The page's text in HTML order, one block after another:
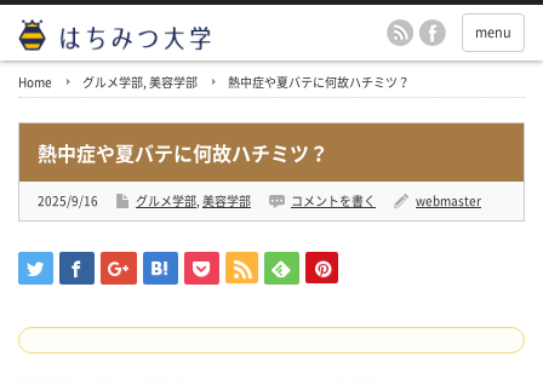
menu
Home グルメ学部, 美容学部 熱中症や夏バテに何故ハチミツ？
熱中症や夏バテに何故ハチミツ？
2025/9/16 グルメ学部, 美容学部 コメントを書く webmaster